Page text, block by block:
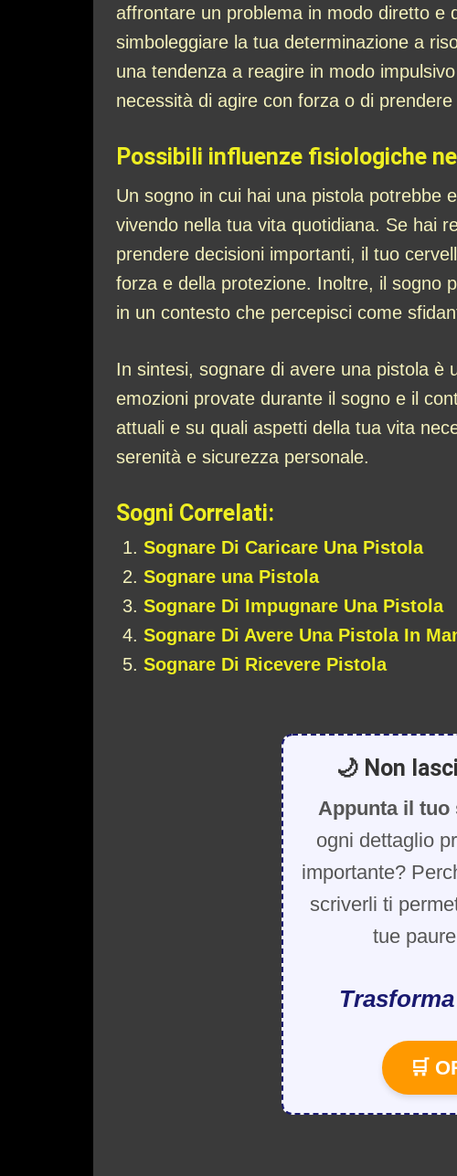
affrontare un problema in modo diretto e
simboleggiare la tua determinazione a
una tendenza a reagire in modo
necessità di agire con forza o di
Possibili influenze fisiologiche
Un sogno in cui hai una pistola potrebbe
vivendo nella tua vita quotidiana. Se hai
prendere decisioni importanti, il tuo
forza e della protezione. Inoltre, il sogno
in un contesto che percepisci come
In sintesi, sognare di avere una pistola è
emozioni provate durante il sogno e il
attuali e su quali aspetti della tua vita
serenità e sicurezza personale.
Sogni Correlati:
Sognare Di Caricare Una Pistola
Sognare una Pistola
Sognare Di Impugnare Una Pistola
Sognare Di Avere Una Pistola In
Sognare Di Ricevere Pistola
🌙 Non
Appunta il tuo
ogni dettaglio
importante?
scriverli ti
tue
🛒